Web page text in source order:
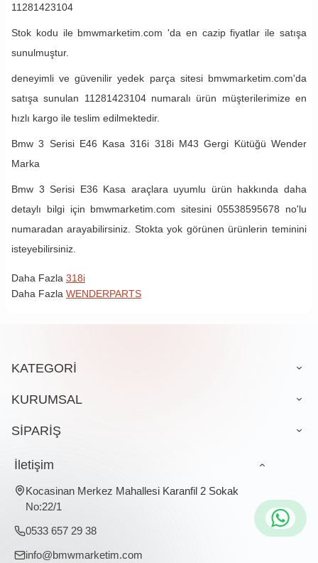
11281423104
Stok kodu ile bmwmarketim.com 'da en cazip fiyatlar ile satışa
sunulmuştur.
deneyimli ve güvenilir yedek parça sitesi bmwmarketim.com'da
satışa sunulan 11281423104 numaralı ürün müşterilerimize en
hızlı kargo ile teslim edilmektedir.
Bmw 3 Serisi E46 Kasa 316i 318i M43 Gergi Kütüğü Wender
Marka
Bmw 3 Serisi E36 Kasa araçlara uyumlu ürün hakkında daha
detaylı bilgi için bmwmarketim.com sitesini 05538595678 no'lu
numaradan arayabilirsiniz. Stokta yok görünen ürünlerin teminini
isteyebilirsiniz.
Daha Fazla 318i
Daha Fazla WENDERPARTS
KATEGORİ
KURUMSAL
SİPARİŞ
İletişim
Kocasinan Merkez Mahallesi Karanfil 2 Sokak
No:22/1
0533 657 29 38
info@bmwmarketim.com